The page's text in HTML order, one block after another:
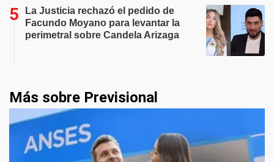
La Justicia rechazó el pedido de
Facundo Moyano para levantar la
perimetral sobre Candela Arizaga
Más sobre Previsional